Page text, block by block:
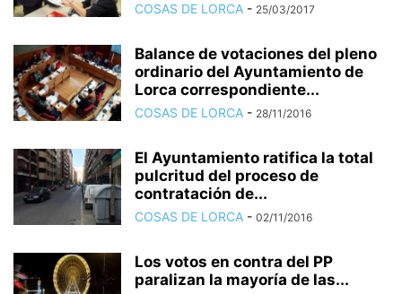
COSAS DE LORCA - 25/03/2017
Balance de votaciones del pleno
ordinario del Ayuntamiento de
Lorca correspondiente...
COSAS DE LORCA - 28/11/2016
El Ayuntamiento ratifica la total
pulcritud del proceso de
contratación de...
COSAS DE LORCA - 02/11/2016
Los votos en contra del PP
paralizan la mayoría de las...